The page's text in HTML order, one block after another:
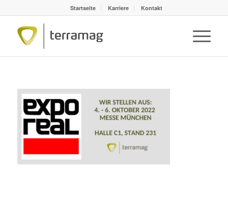
Startseite Karriere Kontakt